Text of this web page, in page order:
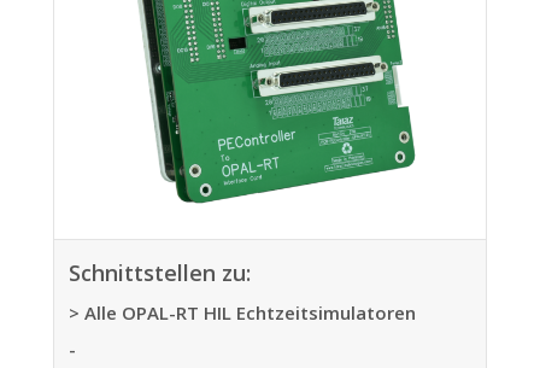
Schnittstellen zu:
> Alle OPAL-RT HIL Echtzeitsimulatoren
-